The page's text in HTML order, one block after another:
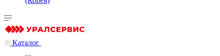
Каталог